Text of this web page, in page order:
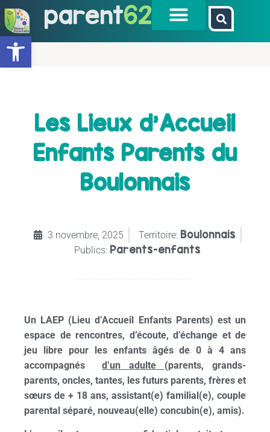
Ouvrir la barre d’outils
parent62
Les Lieux d’Accueil
Enfants Parents du
Boulonnais
3 novembre, 2025 Territoire: Boulonnais
Publics: Parents-enfants
Un LAEP (Lieu d’Accueil Enfants Parents) est un
espace de rencontres, d’écoute, d’échange et de
jeu libre pour les enfants âgés de 0 à 4 ans
accompagnés d’un adulte (parents, grands-
parents, oncles, tantes, les futurs parents, frères et
sœurs de + 18 ans, assistant(e) familial(e), couple
parental séparé, nouveau(elle) concubin(e), amis).